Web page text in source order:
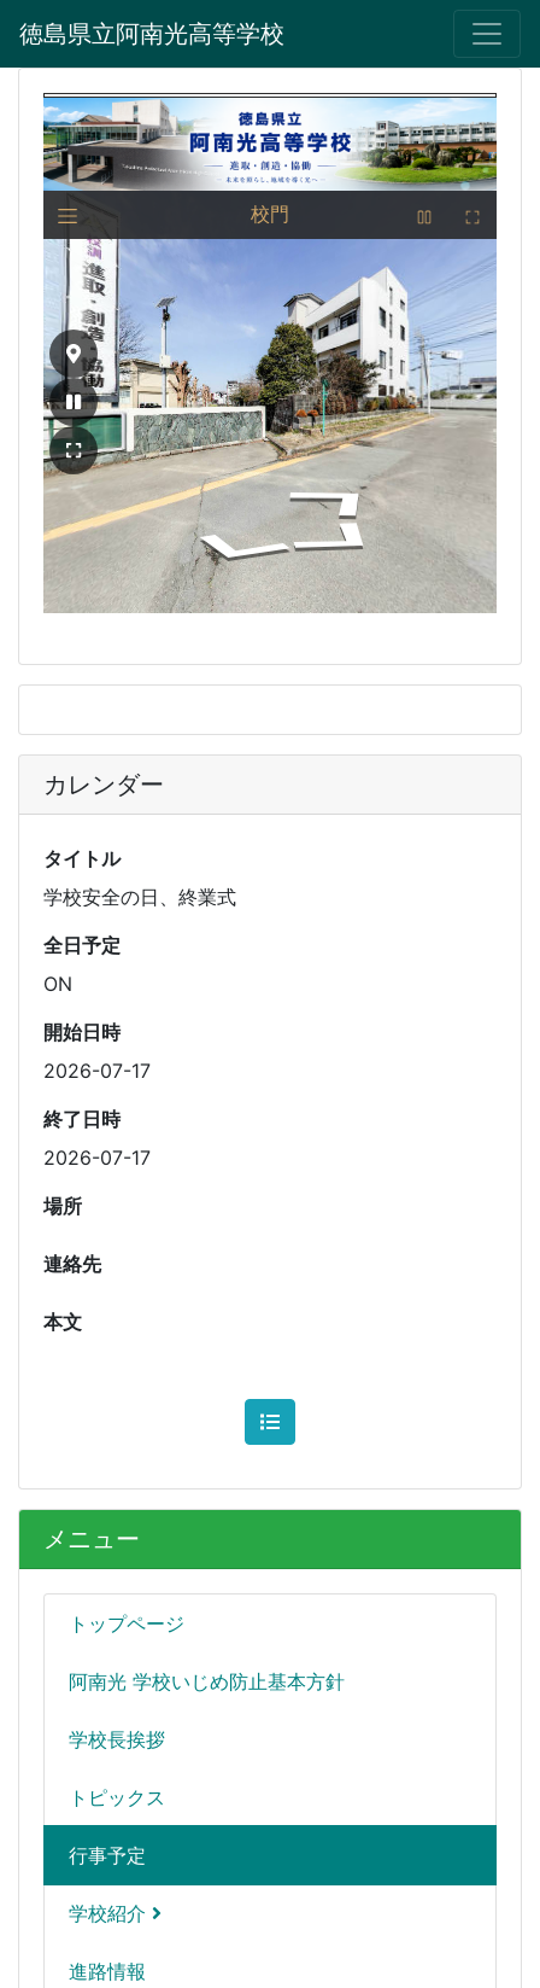
徳島県立阿南光高等学校
メニュー
トップページ
阿南光 学校いじめ防止基本方針
学校長挨拶
トピックス
行事予定
学校紹介
進路情報
カレンダー
タイトル
学校安全の日、終業式
全日予定
ON
開始日時
2026-07-17
終了日時
2026-07-17
場所
連絡先
本文